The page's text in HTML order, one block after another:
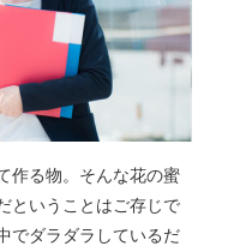
作る物。そんな花の蜜
ということはご存じで
でダラダラしているだ